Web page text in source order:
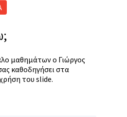
μαθημάτων ο Γιώργος
καθοδηγήσει στα
του slide.